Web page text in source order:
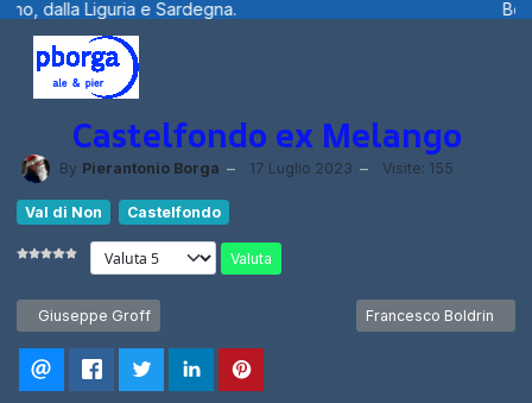
Benvenuti visitatori ...
Castelfondo ex Melango
By Pierantonio Borga 17 Luglio 2023 Visite: 155
Val di Non Castelfondo
Valuta
Articolo precedente: Giuseppe Groff
Giuseppe Groff Articolo successivo:
Francesco Boldrin